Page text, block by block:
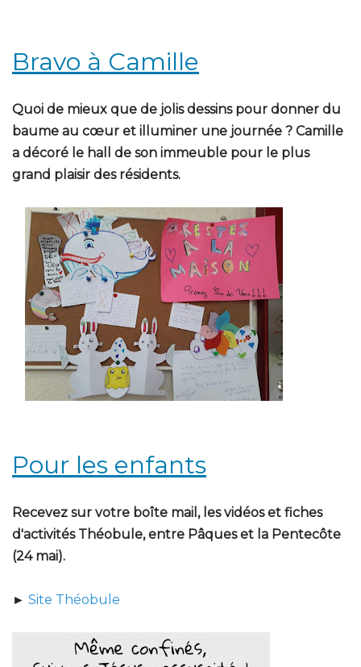
Bravo à Camille
Quoi de mieux que de jolis dessins pour donner du
baume au cœur et illuminer une journée ? Camille
a décoré le hall de son immeuble pour le plus
grand plaisir des résidents.
Pour les enfants
Recevez sur votre boîte mail, les vidéos et fiches
d'activités Théobule, entre Pâques et la Pentecôte
(24 mai).
► Site Théobule